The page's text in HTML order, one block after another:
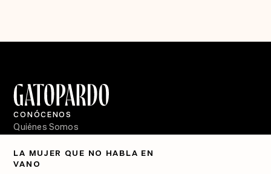
LA MUJER QUE NO HABLA EN
VANO
CONÓCENOS
Quiénes Somos
PÓDCASTS